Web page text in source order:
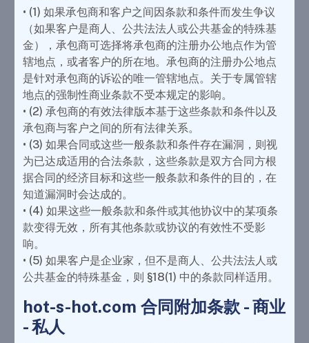
• (1) 如果承包商和客户之间因条款和条件而发生争议
（如果客户是商人、公共法法人或公共基金的特殊基
金），承包商可选择将承包商的注册办公地点作为管
辖地点，或者客户的所在地。承包商的注册办公地点
是针对承包商的诉讼的唯一管辖地点。关于专属管辖
地点的强制性商业条款不受本规定的影响。
• (2) 承包商的有效法律版本基于这些条款和条件以及
承包商与客户之间的所有法律关系。
• (3) 如果合同或这些一般条款和条件存在漏洞，则视
为已达成适用的合法条款，这些条款是双方合同方根
据合同的经济目标和这些一般条款和条件的目的，在
知道漏洞时会达成的。
• (4) 如果这些一般条款和条件或其他协议中的某项条
款变得无效，所有其他条款或协议的有效性不受影
响。
• (5) 如果客户是企业家，但不是商人、公共法法人或
公共基金的特殊基金，则 §18(1) 中的条款同样适用。
hot-s-hot.com 合同附加条款 - 商业
- 私人